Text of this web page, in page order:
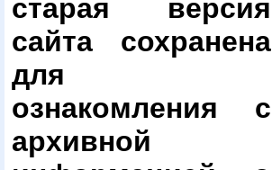
старая версия
сайта сохранена
для
ознакомления с
архивной